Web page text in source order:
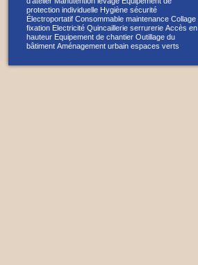
protection individuelle Hygiène sécurité
Électroportatif Consommable maintenance Collage
fixation Electricité Quincaillerie serrurerie Accès en
hauteur Equipement de chantier Outillage du
bâtiment Aménagement urbain espaces verts